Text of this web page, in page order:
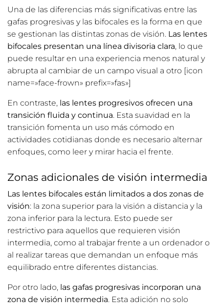
Una de las diferencias más significativas entre las
gafas progresivas y las bifocales es la forma en que
se gestionan las distintas zonas de visión. Las lentes
bifocales presentan una línea divisoria clara, lo que
puede resultar en una experiencia menos natural y
abrupta al cambiar de un campo visual a otro [icon
name=»face-frown» prefix=»fas»]
En contraste, las lentes progresivos ofrecen una
transición fluida y continua. Esta suavidad en la
transición fomenta un uso más cómodo en
actividades cotidianas donde es necesario alternar
enfoques, como leer y mirar hacia el frente.
Zonas adicionales de visión intermedia
Las lentes bifocales están limitados a dos zonas de
visión: la zona superior para la visión a distancia y la
zona inferior para la lectura. Esto puede ser
restrictivo para aquellos que requieren visión
intermedia, como al trabajar frente a un ordenador o
al realizar tareas que demandan un enfoque más
equilibrado entre diferentes distancias.
Por otro lado, las gafas progresivas incorporan una
zona de visión intermedia. Esta adición no solo